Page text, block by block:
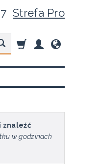
Strefa Pro
znaleźć
w godzinach